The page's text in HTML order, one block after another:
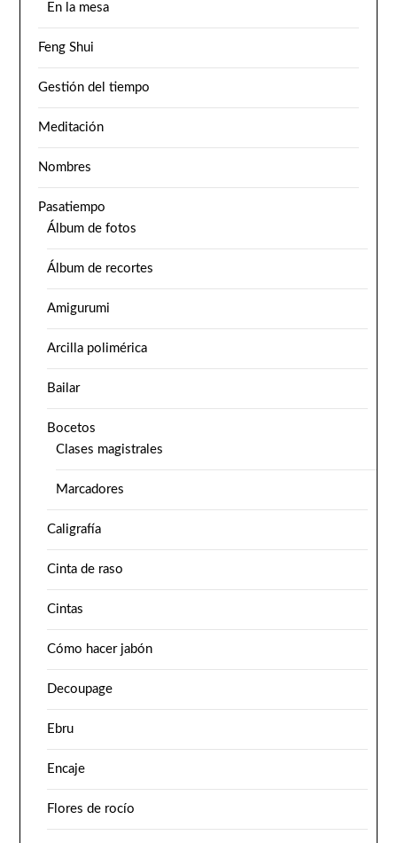
En la mesa
Feng Shui
Gestión del tiempo
Meditación
Nombres
Pasatiempo
Álbum de fotos
Álbum de recortes
Amigurumi
Arcilla polimérica
Bailar
Bocetos
Clases magistrales
Marcadores
Caligrafía
Cinta de raso
Cintas
Cómo hacer jabón
Decoupage
Ebru
Encaje
Flores de rocío